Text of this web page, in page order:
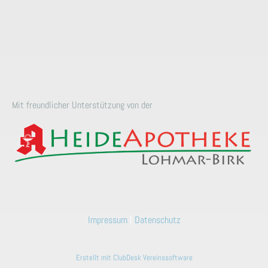
Mit freundlicher Unterstützung von der
Impressum| Datenschutz
Erstellt mit ClubDesk Vereinssoftware